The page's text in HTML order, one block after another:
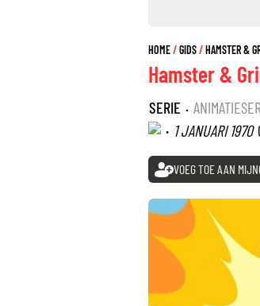
HOME GIDS HAMSTER &
Hamster &
SERIE ·
· 1 JANUARI 1970
VOEG TOE AAN